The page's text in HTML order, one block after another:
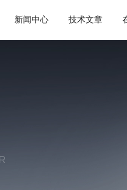
新闻中心 技术文章